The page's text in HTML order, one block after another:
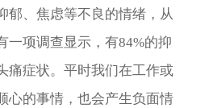
郁、焦虑等不良的情绪，从
一项调查显示，有84%的抑
痛症状。平时我们在工作或
心的事情，也会产生负面情